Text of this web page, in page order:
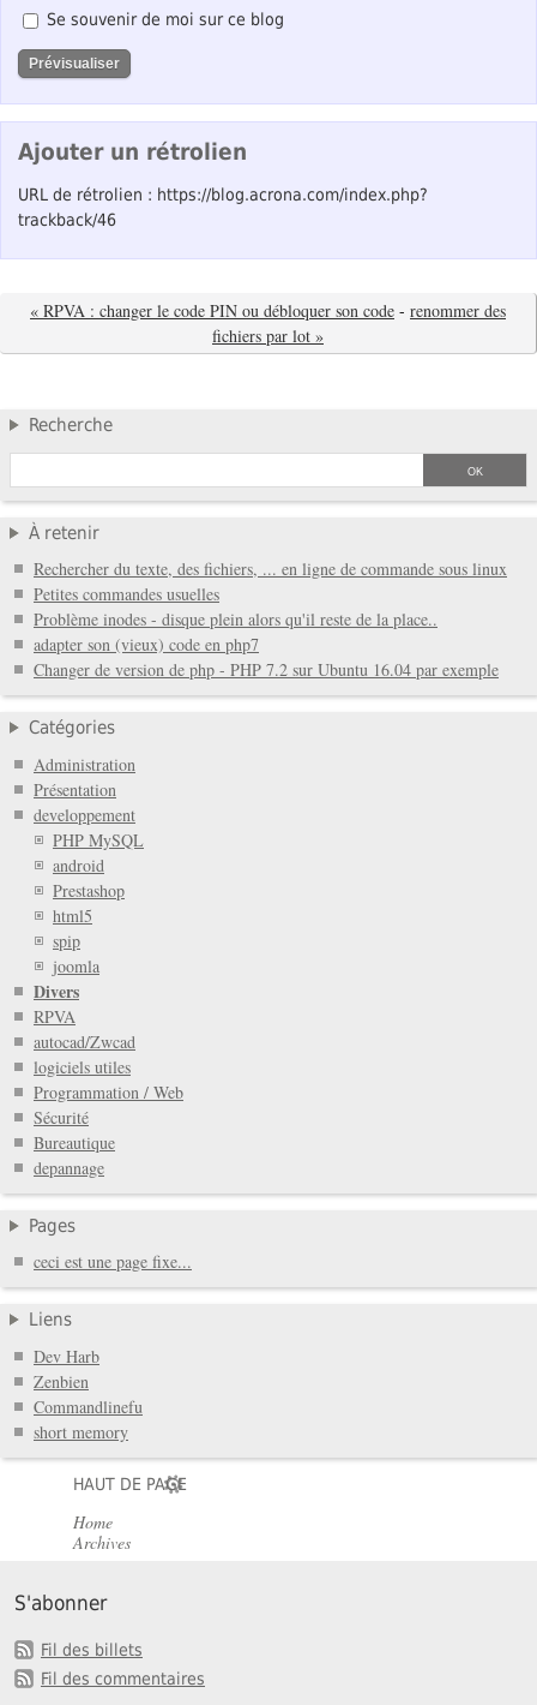
Se souvenir de moi sur ce blog
Ajouter un rétrolien
URL de rétrolien : https://blog.acrona.com/index.php?
trackback/46
« RPVA : changer le code PIN ou débloquer son code - renommer des
fichiers par lot »
Recherche
À retenir
Rechercher du texte, des fichiers, ... en ligne de commande sous linux
Petites commandes usuelles
Problème inodes - disque plein alors qu'il reste de la place..
adapter son (vieux) code en php7
Changer de version de php - PHP 7.2 sur Ubuntu 16.04 par exemple
Catégories
Administration
Présentation
developpement
PHP MySQL
android
Prestashop
html5
spip
joomla
Divers
RPVA
autocad/Zwcad
logiciels utiles
Programmation / Web
Sécurité
Bureautique
depannage
Pages
ceci est une page fixe...
Liens
Dev Harb
Zenbien
Commandlinefu
short memory
HAUT DE PAGE
Home
Archives
S'abonner
Fil des billets
Fil des commentaires